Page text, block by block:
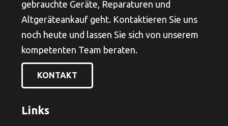
gebrauchte Geräte, Reparaturen und
Altgeräteankauf geht. Kontaktieren Sie uns
noch heute und lassen Sie sich von unserem
kompetenten Team beraten.
KONTAKT
Links